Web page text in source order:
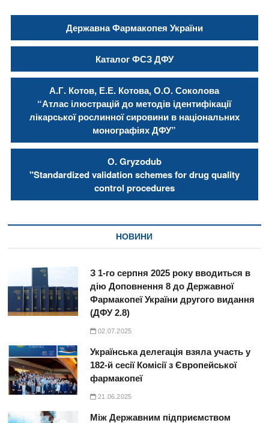
Державна Фармакопея України
Каталог ФСЗ ДФУ
А.Г. Котов, Е.Е. Котова, О.О. Соколова
“Атлас ілюстрацій до методів ідентифікації
лікарської рослинної сировини в національних
монографіях ДФУ”
О. Gryzodub
"Standardized validation schemes for drug quality
control procedures
НОВИНИ
З 1-го серпня 2025 року вводиться в
дію Доповнення 8 до Державної
Фармакопеї України другого видання
(ДФУ 2.8)
02.07.2025
Українська делегація взяла участь у
182-й сесії Комісії з Європейської
фармакопеї
21.06.2025
Між Державним підприємством